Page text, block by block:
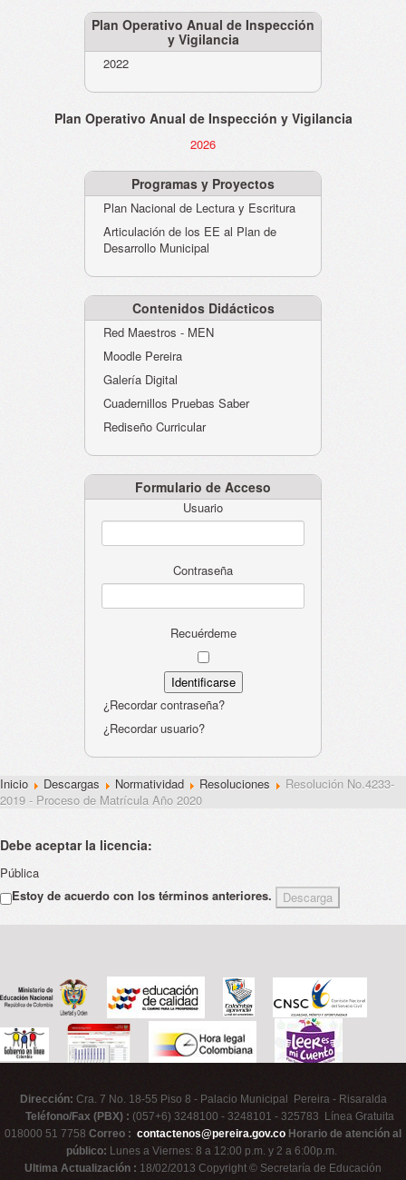
Plan Operativo Anual de Inspección
y Vigilancia
2022
Plan Operativo Anual de Inspección y Vigilancia
2026
Programas y Proyectos
Plan Nacional de Lectura y Escritura
Articulación de los EE al Plan de
Desarrollo Municipal
Contenidos Didácticos
Red Maestros - MEN
Moodle Pereira
Galería Digital
Cuadernillos Pruebas Saber
Rediseño Curricular
Formulario de Acceso
Usuario
Contraseña
Recuérdeme
¿Recordar contraseña?
¿Recordar usuario?
Inicio Descargas Normatividad Resoluciones
Resolución No.4233-
2019 - Proceso de Matrícula Año 2020
Debe aceptar la licencia:
Pública
Estoy de acuerdo con los términos anteriores.
Dirección: Cra. 7 No. 18-55 Piso 8 - Palacio Municipal Pereira - Risaralda
Teléfono/Fax (PBX) : (057+6) 3248100 - 3248101 - 325783 Línea Gratuita
018000 51 7758 Correo : contactenos@pereira.gov.co Horario de atención al
público: Lunes a Viernes: 8 a 12:00 p.m. y 2 a 6:00p.m.
Ultima Actualización : 18/02/2013 Copyright © Secretaría de Educación